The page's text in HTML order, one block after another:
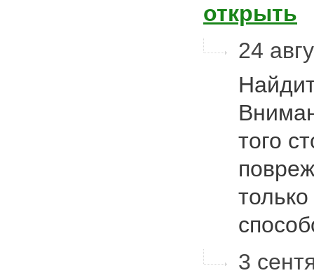
открыть
24
того
3